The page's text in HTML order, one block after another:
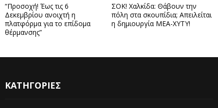
“Προσοχή! Έως τις 6
Δεκεμβρίου ανοιχτή η
πλατφόρμα για το επίδομα
θέρμανσης”
ΣΟΚ! Χαλκίδα: Θάβουν την
πόλη στα σκουπίδια; Απειλείται
η δημιουργία ΜΕΑ-ΧΥΤΥ!
ΚΑΤΗΓΟΡΙΕΣ